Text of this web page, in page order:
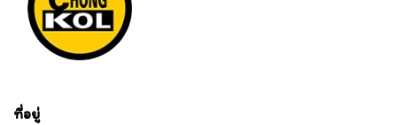
ที่อยู่